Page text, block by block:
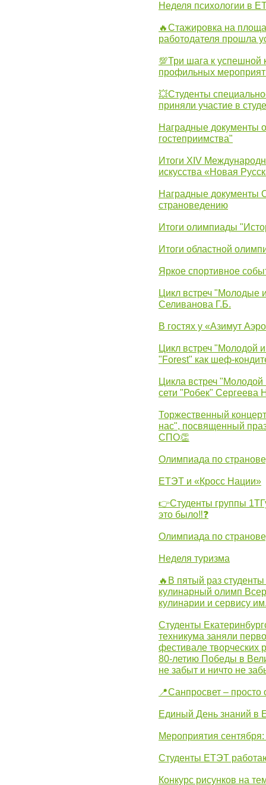
Неделя психологии в
🔥Стажировка на
работодателя прошла
💯Три шага к успешной
профильных
💥Студенты
приняли участие в
Наградные документы
гостеприимства"
Итоги XIV
искусства «Новая
Наградные документы
страноведению
Итоги олимпиады
Итоги областной
Яркое спортивное
Цикл встреч "Молодые
Селиванова Г.Б.
В гостях у «Азимут
Цикл встреч "Молодой
"Forest" как шеф-
Цикла встреч
сети "Робек" Сергеева
Торжественный
нас", посвященный
СПО👏
Олимпиада по
ЕТЭТ и «Кросс Нации»
👉Студенты группы
это было‼❓
Олимпиада по
Неделя туризма
🔥В пятый раз
кулинарный олимп
кулинарии и сервису
Студенты
техникума заняли
фестивале
80-летию Победы в
не забыт и ничто не
📍Санпросвет –
Единый День знаний в
Мероприятия
Студенты ЕТЭТ
Конкурс рисунков на